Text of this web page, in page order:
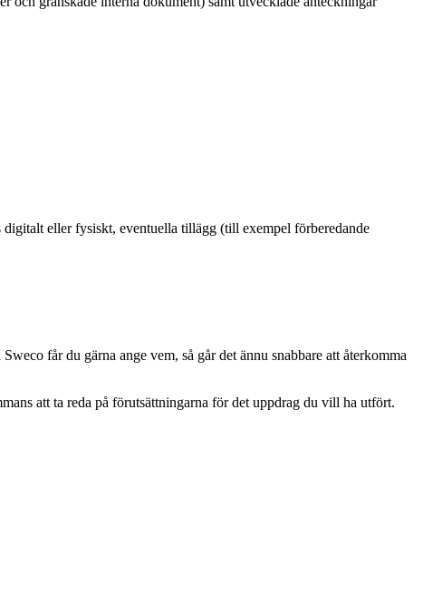
eller fysiskt, eventuella tillägg (till exempel förberedande
får du gärna ange vem, så går det ännu snabbare att återkomma
att ta reda på förutsättningarna för det uppdrag du vill ha utfört.